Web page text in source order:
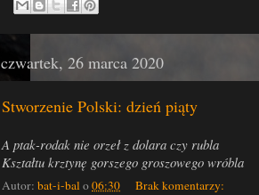
czwartek, 26 marca 2020
Stworzenie Polski: dzień piąty
A ptak-rodak nie orzeł z dolara czy rubla
Kształtu krztynę gorszego groszowego wróbla
Autor: bat-i-balo06:30
Brak komentarzy: